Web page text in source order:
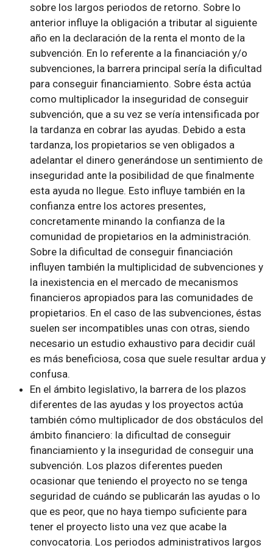
sobre los largos periodos de retorno. Sobre lo
anterior influye la obligación a tributar al siguiente
año en la declaración de la renta el monto de la
subvención. En lo referente a la financiación y/o
subvenciones, la barrera principal sería la dificultad
para conseguir financiamiento. Sobre ésta actúa
como multiplicador la inseguridad de conseguir
subvención, que a su vez se vería intensificada por
la tardanza en cobrar las ayudas. Debido a esta
tardanza, los propietarios se ven obligados a
adelantar el dinero generándose un sentimiento de
inseguridad ante la posibilidad de que finalmente
esta ayuda no llegue. Esto influye también en la
confianza entre los actores presentes,
concretamente minando la confianza de la
comunidad de propietarios en la administración.
Sobre la dificultad de conseguir financiación
influyen también la multiplicidad de subvenciones y
la inexistencia en el mercado de mecanismos
financieros apropiados para las comunidades de
propietarios. En el caso de las subvenciones, éstas
suelen ser incompatibles unas con otras, siendo
necesario un estudio exhaustivo para decidir cuál
es más beneficiosa, cosa que suele resultar ardua y
confusa.
En el ámbito legislativo, la barrera de los plazos
diferentes de las ayudas y los proyectos actúa
también cómo multiplicador de dos obstáculos del
ámbito financiero: la dificultad de conseguir
financiamiento y la inseguridad de conseguir una
subvención. Los plazos diferentes pueden
ocasionar que teniendo el proyecto no se tenga
seguridad de cuándo se publicarán las ayudas o lo
que es peor, que no haya tiempo suficiente para
tener el proyecto listo una vez que acabe la
convocatoria. Los periodos administrativos largos